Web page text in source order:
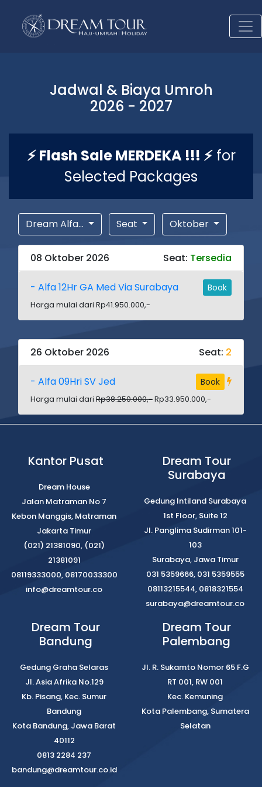
Jadwal & Biaya Umroh
2026 - 2027
⚡ Flash Sale MERDEKA !!! ⚡for
Selected Packages
Dream Alfa... Seat Oktober
08 Oktober 2026 Seat: Tersedia
- Alfa 12Hr GA Med Via Surabaya Book
Harga mulai dari Rp41.950.000,-
26 Oktober 2026 Seat: 2
- Alfa 09Hri SV Jed Book
Harga mulai dari Rp38.250.000,-Rp33.950.000,-
Kantor Pusat
Dream House
Jalan Matraman No 7
Kebon Manggis, Matraman
Jakarta Timur
(021) 21381090, (021)
21381091
08119333000, 08170033300
info@dreamtour.co
Dream Tour
Surabaya
Gedung Intiland Surabaya
1st Floor, Suite 12
Jl. Panglima Sudirman 101-
103
Surabaya, Jawa Timur
031 5359666, 031 5359555
08113215544, 0818321554
surabaya@dreamtour.co
Dream Tour
Bandung
Gedung Graha Selaras
Jl. Asia Afrika No.129
Kb. Pisang, Kec. Sumur
Bandung
Kota Bandung, Jawa Barat
40112
0813 2284 237
bandung@dreamtour.co.id
Dream Tour
Palembang
Jl. R. Sukamto Nomor 65 F.G
RT 001, RW 001
Kec. Kemuning
Kota Palembang, Sumatera
Selatan